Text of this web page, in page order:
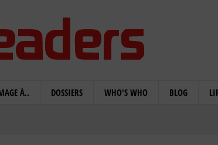
À.. DOSSIERS WHO'S WHO BLOG